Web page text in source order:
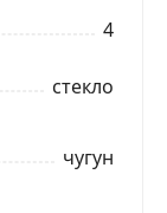
4
стекло
чугун